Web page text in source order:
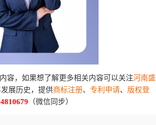
容，如果想了解更多相关内容可以关注河南盛
展历史，提供商标注册、 专利申请、 版权登
（微信同步）